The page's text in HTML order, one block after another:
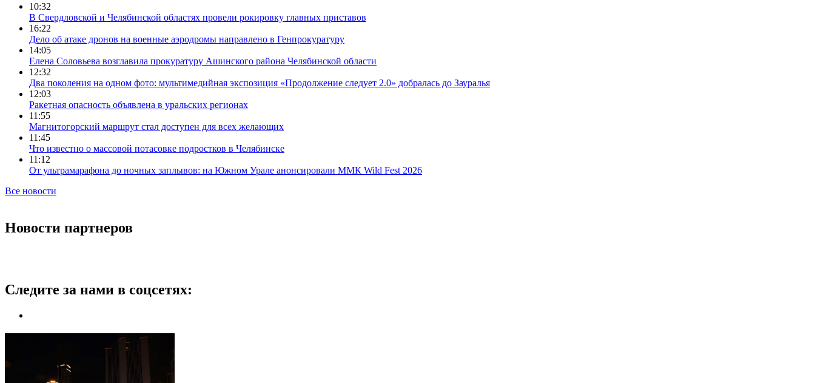
10:32
В Свердловской и Челябинской областях провели рокировку главных приставов
16:22
Дело об атаке дронов на военные аэродромы направлено в Генпрокуратуру
14:05
Елена Соловьева возглавила прокуратуру Ашинского района Челябинской области
12:32
Два поколения на одном фото: мультимедийная экспозиция «Продолжение следует 2.0» добралась до Зауралья
12:03
Ракетная опасность объявлена в уральских регионах
11:55
Магнитогорский маршрут стал доступен для всех желающих
11:45
Что известно о массовой потасовке подростков в Челябинске
11:12
От ультрамарафона до ночных заплывов: на Южном Урале анонсировали ММК Wild Fest 2026
Все новости
Новости партнеров
Следите за нами в соцсетях: